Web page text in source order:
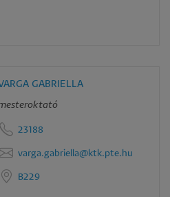
GABRIELLA
23188
varga.gabriella@ktk.pte.hu
B229